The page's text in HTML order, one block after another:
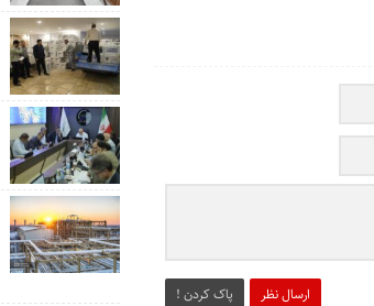
ارسال نظر پاک کردن !